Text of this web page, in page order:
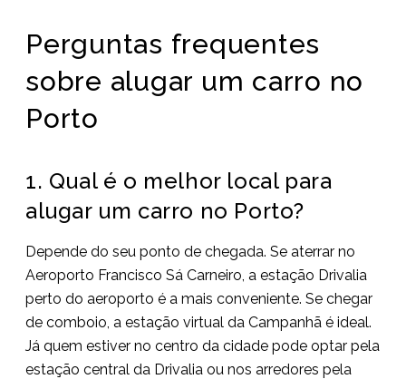
Perguntas frequentes
sobre alugar um carro no
Porto
1. Qual é o melhor local para
alugar um carro no Porto?
Depende do seu ponto de chegada. Se aterrar no
Aeroporto Francisco Sá Carneiro, a estação Drivalia
perto do aeroporto é a mais conveniente. Se chegar
de comboio, a estação virtual da Campanhã é ideal.
Já quem estiver no centro da cidade pode optar pela
estação central da Drivalia ou nos arredores pela